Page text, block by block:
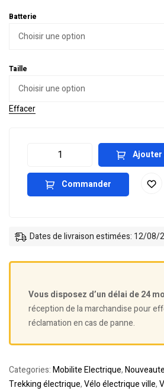
Batterie
Taille
Effacer
Ajouter
Commander
Dates de livraison estimées: 12/
Vous disposez d’un délai de 24
réception de la marchandise pour
réclamation en cas de panne.
Categories:Mobilite Electrique,
Trekking électrique,Vélo électrique ville,